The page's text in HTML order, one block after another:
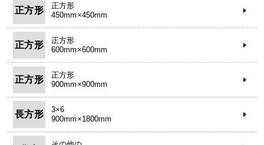
正方形
正方形
450mm×450mm
正方形
正方形
600mm×600mm
正方形
正方形
900mm×900mm
長方形
3×6
900mm×1800mm